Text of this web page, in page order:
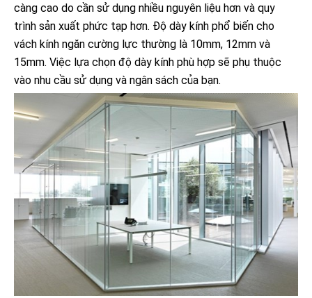
càng cao do cần sử dụng nhiều nguyên liệu hơn và quy
trình sản xuất phức tạp hơn. Độ dày kính phổ biến cho
vách kính ngăn cường lực thường là 10mm, 12mm và
15mm. Việc lựa chọn độ dày kính phù hợp sẽ phụ thuộc
vào nhu cầu sử dụng và ngân sách của bạn.